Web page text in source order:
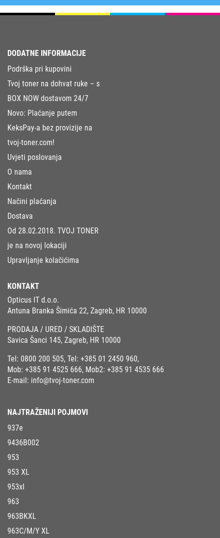
DODATNE INFORMACIJE
Podrška pri kupovini
Tvoj toner na dohvat ruke – s
BOX NOW dostavom 24/7
Novo: Plaćanje putem
KeksPay-a bez provizije na
tvoj-toner.com!
Uvjeti poslovanja
O nama
Kontakt
Načini plaćanja
Dostava
Od 28.02.2018. TVOJ TONER
je na novoj lokaciji
Upravljanje kolačićima
KONTAKT
Opticus IT d.o.o.
Antuna Branka Šimića 22, Zagreb, HR 10000
PRODAJA / URED / SKLADIŠTE
Savica Šanci 145, Zagreb, HR 10000
Tel: 0800 200 505, Tel: +385 01 2450 960,
Mob: +385 91 4525 666, Mob2: +385 91 4535 666
E-mail: info@tvoj-toner.com
NAJTRAŽENIJI POJMOVI
937e
9436B002
953
953 XL
953xl
963
963BKXL
963C/M/Y XL